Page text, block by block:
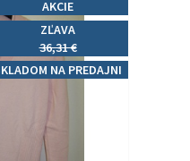
AKCIE
ZĽAVA
36,31 €
NA PREDAJNI